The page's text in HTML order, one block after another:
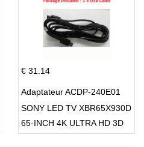
€ 31.14
Adaptateur ACDP-240E01
SONY LED TV XBR65X930D
65-INCH 4K ULTRA HD 3D